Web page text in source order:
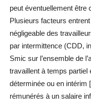
peut éventuellement être
Plusieurs facteurs
négligeable des
par intermittence (CDD,
Smic sur l’ensemble de
travaillent à temps partiel
déterminée ou en intérim [
rémunérés à un salaire